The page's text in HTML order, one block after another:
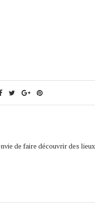
de faire découvrir des